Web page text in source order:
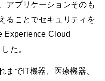
アプリケーションそのも
ることでセキュリティを
Experience Cloud
た。
までIT機器、医療機器、